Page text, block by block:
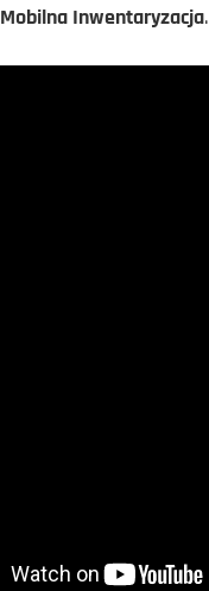
Mobilna Inwentaryzacja.